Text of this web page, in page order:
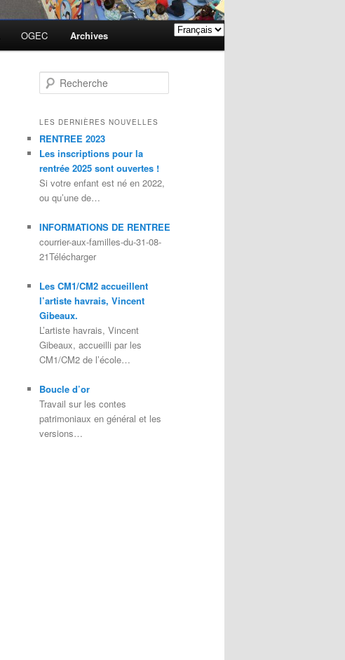
OGEC Archives
Recherche
LES DERNIÈRES NOUVELLES
RENTREE 2023
Les inscriptions pour la
rentrée 2025 sont ouvertes !
Si votre enfant est né en 2022,
ou qu’une de…
INFORMATIONS DE RENTREE
courrier-aux-familles-du-31-08-
21Télécharger
Les CM1/CM2 accueillent
l’artiste havrais, Vincent
Gibeaux.
L’artiste havrais, Vincent
Gibeaux, accueilli par les
CM1/CM2 de l’école…
Boucle d’or
Travail sur les contes
patrimoniaux en général et les
versions…